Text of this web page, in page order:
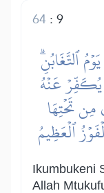
9
:
64
ٱلتَّغَابُنِۗ
يُكَفِّرۡ عَنۡهُ
تَحۡتِهَا
ٱلۡعَظِيمُ
Ikumbukeni
Allah